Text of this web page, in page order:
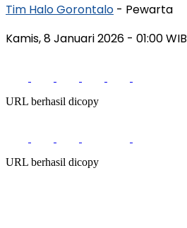
Tim Halo Gorontalo - Pewarta
Kamis, 8 Januari 2026 - 01:00 WIB
URL berhasil dicopy
URL berhasil dicopy